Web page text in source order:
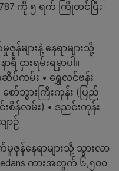
ကို ၅ ရက် ကြိုတင်ပြီး
များနဲ့ နေရာများသို့
ငှားရမ်းရမှာပါ။
ပ်ကမ်း • ရွှေလင်ဗန်း
ာ်ဘွားကြီးကုန်း (ပြည်
စိန်လမ်း) • ဒညင်းကုန်း
ာဉ်
မှုဇုန်နေရာများသို့ သွားလာ
ကားအတွက် ၆,၅၀၀